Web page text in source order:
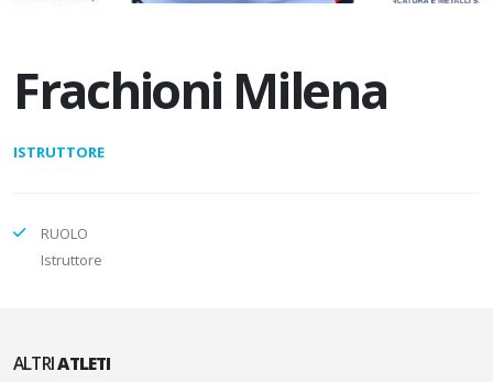
Frachioni Milena
ISTRUTTORE
RUOLO
Istruttore
ALTRIATLETI